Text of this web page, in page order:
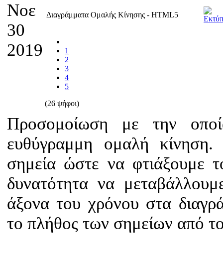
Νοε
30
2019
Διαγράμματα Ομαλής Κίνησης - HTML5
1
2
3
4
5
(26 ψήφοι)
Προσομοίωση με την
ευθύγραμμη ομαλή
σημεία ώστε να φτιάξουμε
δυνατότητα να
άξονα του χρόνου στα
το πλήθος των σημείων από